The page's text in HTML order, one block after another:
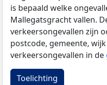
is bepaald welke
Mallegatsgracht vallen.
verkeersongevallen zijn
postcode, gemeente,
verkeersongevallen in de
Toelichting